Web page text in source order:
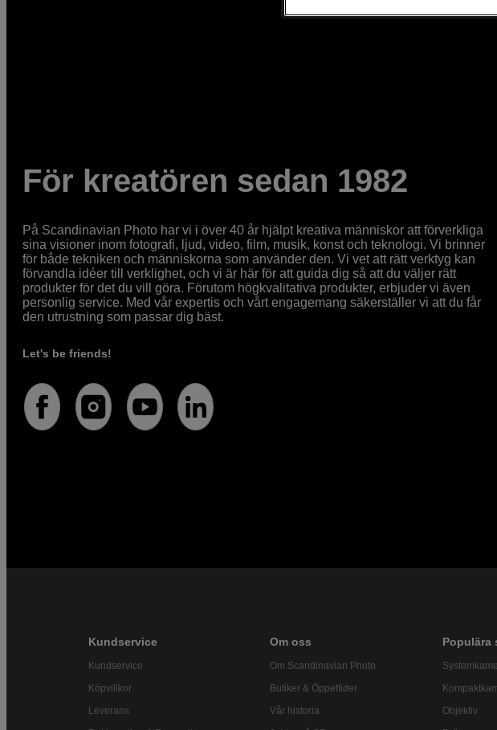
För kreatören sedan 1982
På Scandinavian Photo har vi i över 40 år hjälpt kreativa människor att förverkliga
sina visioner inom fotografi, ljud, video, film, musik, konst och teknologi. Vi brinner
för både tekniken och människorna som använder den. Vi vet att rätt verktyg kan
förvandla idéer till verklighet, och vi är här för att guida dig så att du väljer rätt
produkter för det du vill göra. Förutom högkvalitativa produkter, erbjuder vi även
personlig service. Med vår expertis och vårt engagemang säkerställer vi att du får
den utrustning som passar dig bäst.
Let's be friends!
Kundservice
Kundservice
Köpvillkor
Leverans
Om oss
Om Scandinavian Photo
Butiker & Öppettider
Vår historia
Populära
Objektiv